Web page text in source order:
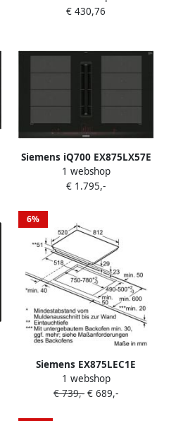
7500W 45 x 590 x 520 Wit
€ 430,76
Siemens iQ700 EX875LX57E
kookplaat Zwart
Ingebouwd 80 cm
afzuigkap Zwart
1 webshop
€ 1.795,-
6%
Siemens EX875LEC1E
Inductie vitrokeramisch
80cm Inox facet |
1 webshop
€ 739,- € 689,-